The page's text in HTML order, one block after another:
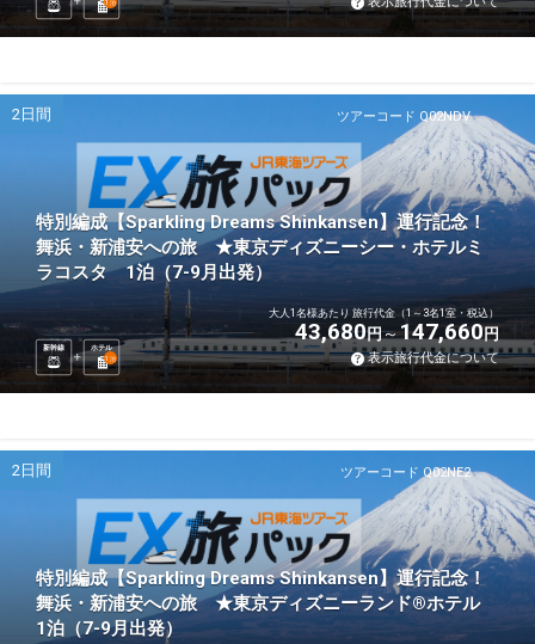
1 泊
ツアーコード Q02NDV
2日間
特別編成【Sparkling Dreams Shinkansen】運行記念！
舞浜・新浦安への旅 ★東京ディズニーシー・ホテルミ
ラコスタ 1泊（7-9月出発）
新幹線
ホテル
1 泊
大人1名様あたり 旅行代金（1～3名1室・税込）
43,680円 147,660円
表示旅行代金について
ツアーコード Q02NE2
2日間
特別編成【Sparkling Dreams Shinkansen】運行記念！
舞浜・新浦安への旅 ★東京ディズニーランド®ホテル
1泊（7-9月出発）